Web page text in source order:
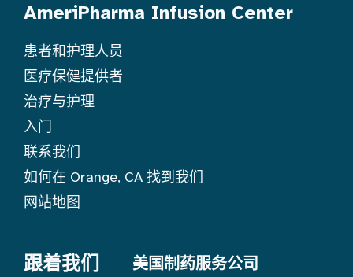
AmeriPharma Infusion Center
患者和护理人员
医疗保健提供者
治疗与护理
入门
联系我们
如何在 Orange, CA 找到我们
网站地图
跟着我们 美国制药服务公司